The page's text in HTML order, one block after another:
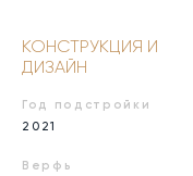
КОНСТРУКЦИЯ И
ДИЗАЙН
Год подстройки
2021
Верфь